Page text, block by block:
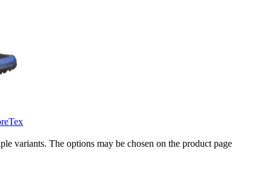
variants. The options may be chosen on the product page